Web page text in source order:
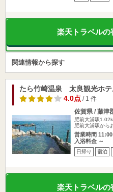
楽天トラベルの
関連情報から探す
たら竹崎温泉 太良観光ホテ
4.0点/ 1 件
佐賀県 / 藤津
肥前大浦駅
肥前大浦駅から
営業時間
入浴料金 ～
日帰り 宿泊
楽天トラベルの